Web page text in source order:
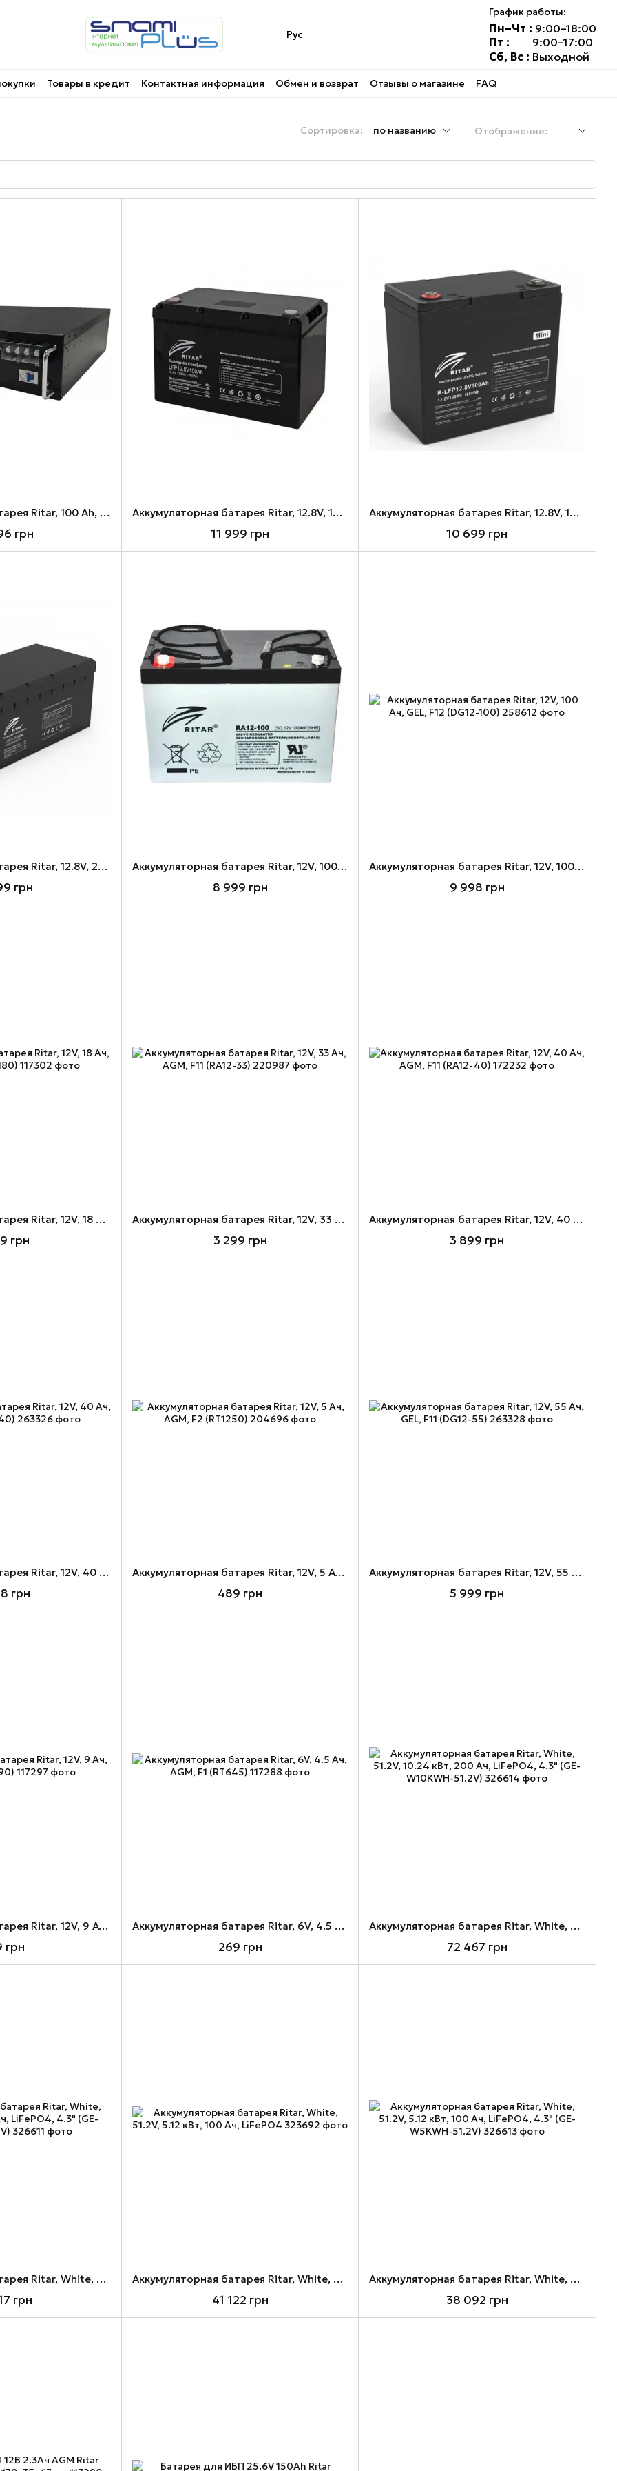
Рус
График работы:
Пн–Чт : 9:00–18:00
Пт :
9:00–17:00
Сб, Вс : Выходной
Товары в кредит Контактная информация Обмен и возврат Отзывы о магазине FAQ
Сортировка: по названию Отображение:
Аккумуляторная батарея Ritar, 100 Ah, 51.2 V, BMS, LiFePO4 (R-LFP48V100Ah)
грн
Аккумуляторная батарея Ritar, 12.8V, 100 Ач, LiFePO4, F12 (LFP12.8V100AH G1)
11 999 грн
Аккумуляторная батарея Ritar, 12.8V, 100 Ач, LiFePO4, F12 (R-LFP12.8V100AH-MINI)
10 699 грн
Аккумуляторная батарея Ritar, 12.8V, 200 Ач, LiFePO4, BMS (LFP12.8V200Ah G3)
грн
Аккумуляторная батарея Ritar, 12V, 100 Ач, AGM, F12 (RA12-100)
8 999 грн
Аккумуляторная батарея Ritar, 12V, 100 Ач, GEL, F12 (DG12-100)
9 998 грн
Аккумуляторная батарея Ritar, 12V, 18 Ач, AGM, F13 (RT12180)
грн
Аккумуляторная батарея Ritar, 12V, 33 Ач, AGM, F11 (RA12-33)
3 299 грн
Аккумуляторная батарея Ritar, 12V, 40 Ач, AGM, F11 (RA12-40)
3 899 грн
Аккумуляторная батарея Ritar, 12V, 40 Ач, GEL, F11 (DG12-40)
грн
Аккумуляторная батарея Ritar, 12V, 5 Ач, AGM, F2 (RT1250)
489 грн
Аккумуляторная батарея Ritar, 12V, 55 Ач, GEL, F11 (DG12-55)
5 999 грн
Аккумуляторная батарея Ritar, 12V, 9 Ач, AGM, F2 (RT1290)
грн
Аккумуляторная батарея Ritar, 6V, 4.5 Ач, AGM, F1 (RT645)
269 грн
Аккумуляторная батарея Ritar, White, 51.2V, 10.24 кВт, 200 Ач, LiFePO4, 4.3" (GE-W10KWH-51.2V)
72 467 грн
Аккумуляторная батарея Ritar, White, 51.2V, 15 кВт, 280 Ач, LiFePO4, 4.3" (GE-W15KWH-51.2V)
грн
Аккумуляторная батарея Ritar, White, 51.2V, 5.12 кВт, 100 Ач, LiFePO4
41 122 грн
Аккумуляторная батарея Ritar, White, 51.2V, 5.12 кВт, 100 Ач, LiFePO4, 4.3" (GE-W5KWH-51.2V)
38 092 грн